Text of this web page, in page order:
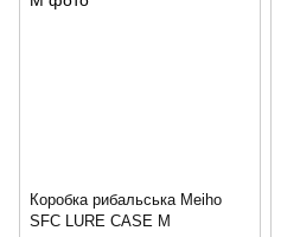
Коробка рибальська Meiho
SFC LURE CASE M